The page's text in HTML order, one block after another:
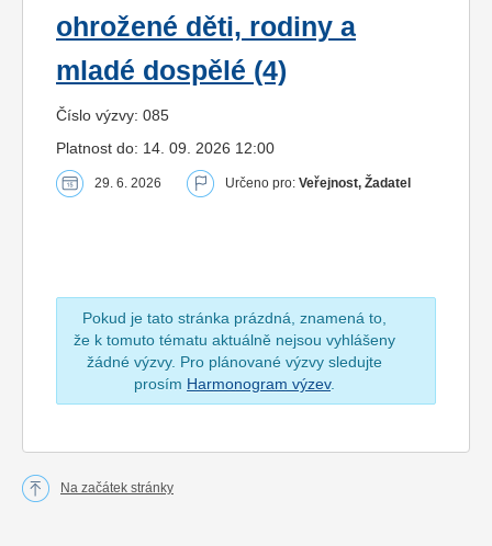
ohrožené děti, rodiny a
mladé dospělé (4)
Číslo výzvy: 085
Platnost do: 14. 09. 2026 12:00
29. 6. 2026 Určeno pro: Veřejnost, Žadatel
Pokud je tato stránka prázdná, znamená to,
že k tomuto tématu aktuálně nejsou vyhlášeny
žádné výzvy. Pro plánované výzvy sledujte
prosím Harmonogram výzev.
Na začátek stránky